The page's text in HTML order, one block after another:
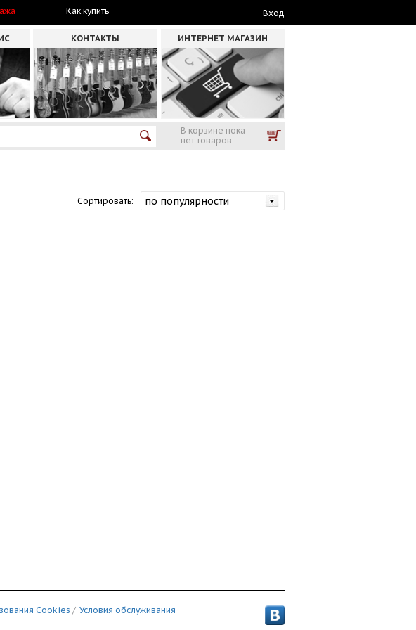
Как купить Вход
КОНТАКТЫ ИНТЕРНЕТ МАГАЗИН
В корзине пока
нет товаров
Сортировать:
Сookies / Условия обслуживания